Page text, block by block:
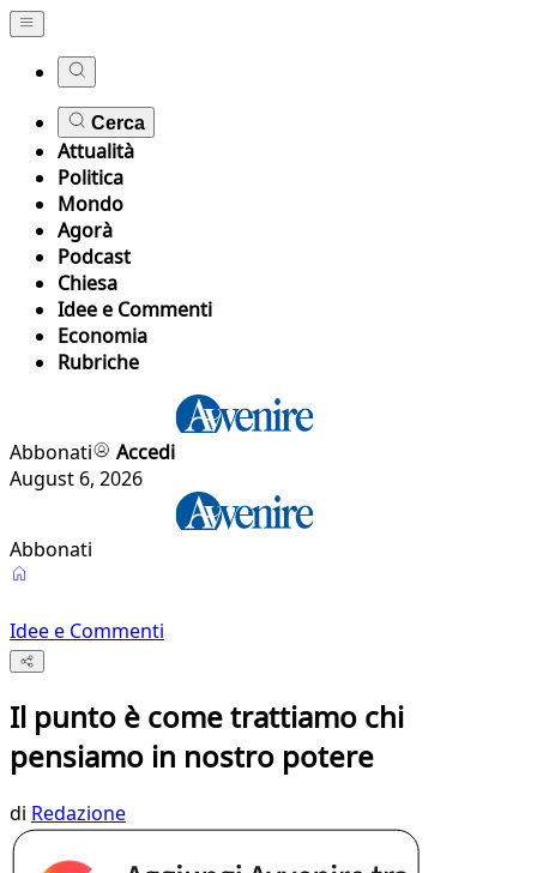
Cerca
Attualità
Politica
Mondo
Agorà
Podcast
Chiesa
Idee e Commenti
Economia
Rubriche
Abbonati
Accedi
August 6, 2026
Abbonati
Idee e Commenti
Il punto è come trattiamo chi
pensiamo in nostro potere
di Redazione